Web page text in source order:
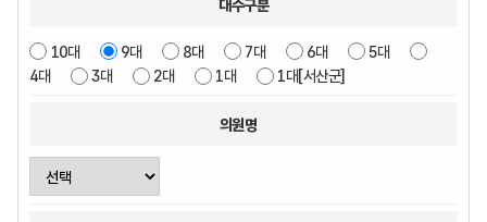
5분자유발언
대수구분
10대 9대 8대 7대 6대
5대
4대
3대 2대 1대 1대[서산군]
의원명